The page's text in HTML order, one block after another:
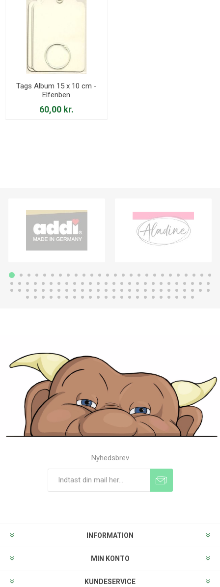
Tags Album 15 x 10 cm -
Elfenben
60,00 kr.
Nyhedsbrev
INFORMATION
MIN KONTO
KUNDESERVICE